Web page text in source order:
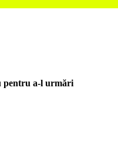
pentru a-l urmări